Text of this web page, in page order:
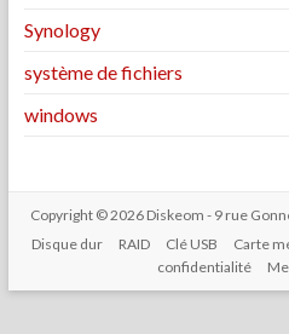
Synology
système de fichiers
windows
Copyright © 2026 Diskeom - 9 rue
Disque dur
RAID Clé USB Carte
confidentialité